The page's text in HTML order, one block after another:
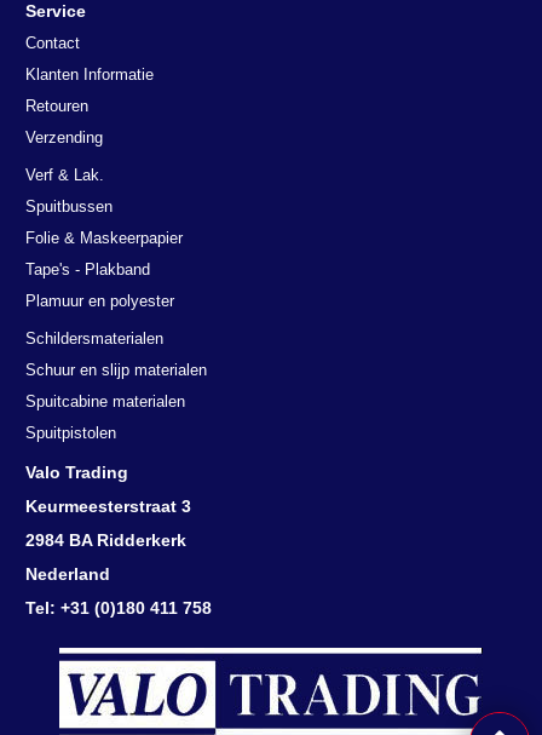
Service
Contact
Klanten Informatie
Retouren
Verzending
Verf & Lak.
Spuitbussen
Folie & Maskeerpapier
Tape's - Plakband
Plamuur en polyester
Schildersmaterialen
Schuur en slijp materialen
Spuitcabine materialen
Spuitpistolen
Valo Trading
Keurmeesterstraat 3
2984 BA Ridderkerk
Nederland
Tel: +31 (0)180 411 758
om ons verkeer te analyseren. We delen ook informatie over uw
gebruik van onze site met onze advertentie- en analysepartners, die
verstrekt of die zij hebben verzameld door uw gebruik van hun
diensten. Lees verder
DETAILS WEERGEVEN